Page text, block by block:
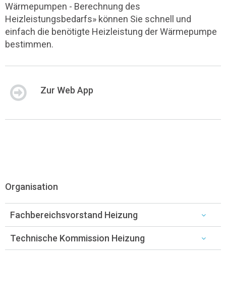
Wärmepumpen - Berechnung des
Heizleistungsbedarfs» können Sie schnell und
einfach die benötigte Heizleistung der Wärmepumpe
bestimmen.
Zur Web App
Organisation
Fachbereichsvorstand Heizung
Technische Kommission Heizung